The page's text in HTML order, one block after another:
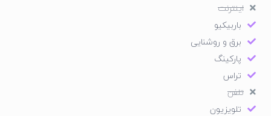
اینترنت
باربیکیو
برق و روشنایی
پارکینگ
تراس
تلفن
تلویزیون